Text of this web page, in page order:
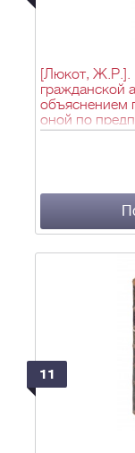
[Люкот, Ж.Р.].
гражданской
объяснением
оной по
Виньолы/
52, [2] с., 36
11